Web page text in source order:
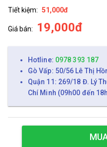
Tiết kiệm: 51,000đ
Giá bán: 19,000đ
Hotline: 0978 393 187
Gò Vấp: 50/56 Lê Thị
Quận 11: 269/18 Đ. Lý
Chí Minh (09h00 đến